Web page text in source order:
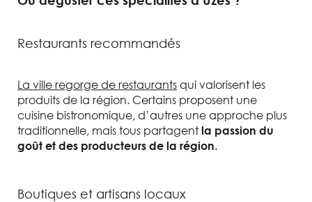
Restaurants recommandés
La ville regorge de restaurantsqui valorisent les
produits de la région. Certains proposent une
cuisine bistronomique, d’autres une approche plus
traditionnelle, mais tous partagent la passion du
goût et des producteurs de la région.
Boutiques et artisans locaux